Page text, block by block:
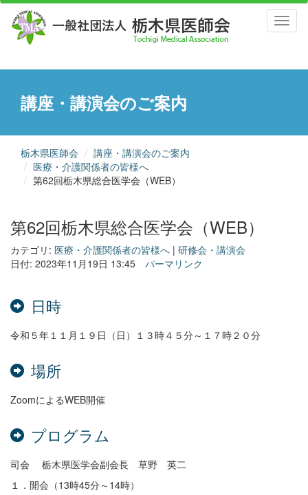
講座・講演会のご案内
栃木県医師会
講座・講演会のご案内
医療・介護関係者の皆様へ
第62回栃木県総合医学会（WEB）
第62回栃木県総合医学会（WEB）
カテゴリ: 医療・介護関係者の皆様へ | 研修会・講演会
日付: 2023年11月19日 13:45
パーマリンク
日時
令和５年１１月１９日（日）１３時４５分～１７時２０分
場所
ZoomによるWEB開催
プログラム
司会 栃木県医学会副会長 草野 英二
１．開会（13時45分～14時）